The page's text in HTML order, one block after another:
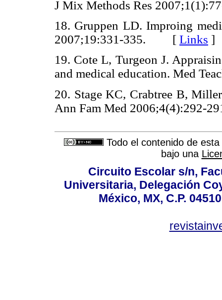
J Mix Methods Res
18. Gruppen LD. Improing
2007;19:331-335. [ Links ]
19. Cote L, Turgeon J.
and medical education. Med
20. Stage KC, Crabtree B,
Ann Fam Med
Todo el contenido de
bajo una
Circuito Escolar s/n,
Universitaria, Delegación
México, MX, C.P.